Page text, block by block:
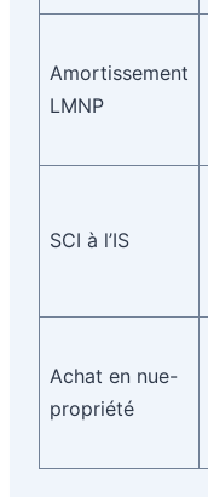
Amortissement
LMNP
SCI à l’IS
Achat en nue-
propriété